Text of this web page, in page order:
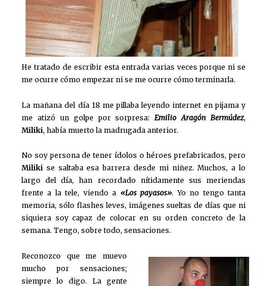
He tratado de escribir esta entrada varias veces porque ni se
me ocurre cómo empezar ni se me ocurre cómo terminarla.
La mañana del día 18 me pillaba leyendo internet en pijama y
me atizó un golpe por sorpresa: Emilio Aragón Bermúdez,
Miliki, había muerto la madrugada anterior.
No soy persona de tener ídolos o héroes prefabricados, pero
Miliki se saltaba esa barrera desde mi niñez. Muchos, a lo
largo del día, han recordado nítidamente sus meriendas
frente a la tele, viendo a «Los payasos». Yo no tengo tanta
memoria, sólo flashes leves, imágenes sueltas de días que ni
siquiera soy capaz de colocar en su orden concreto de la
semana. Tengo, sobre todo, sensaciones.
Reconozco que me muevo
mucho por sensaciones;
siempre lo digo. La gente